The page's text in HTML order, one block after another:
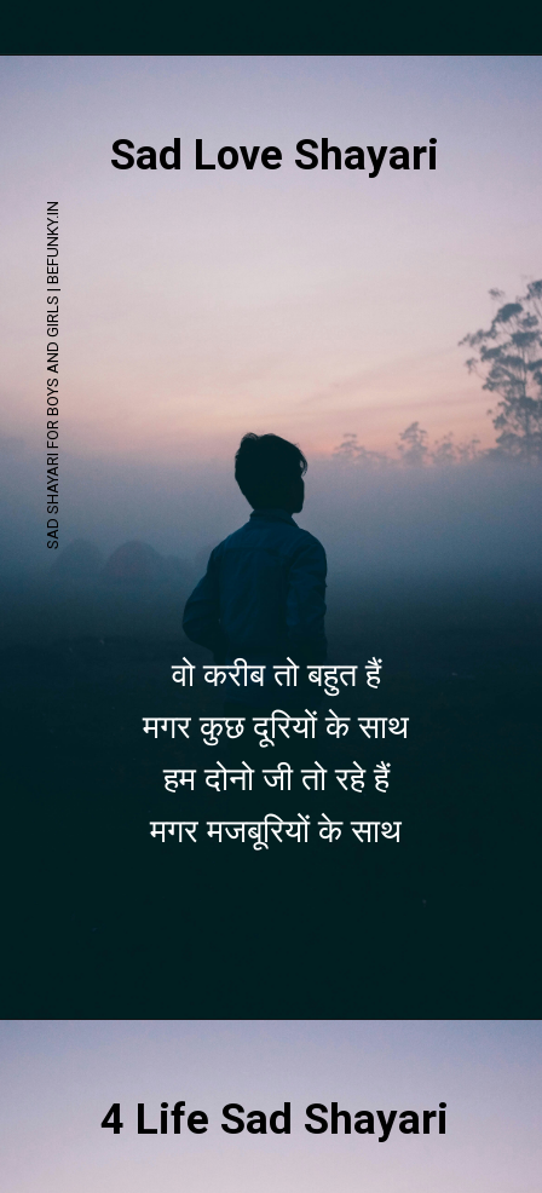
Sad Love Shayari
वो करीब तो बहुत हैं
मगर कुछ दूरियों के साथ
हम दोनो जी तो रहे हैं
मगर मजबूरियों के साथ
SAD SHAYARI FOR BOYS AND GIRLS | BEFUNKY.IN
4 Life Sad Shayari